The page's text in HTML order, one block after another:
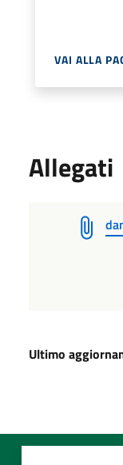
VAI ALLA
Allegati
Ultimo